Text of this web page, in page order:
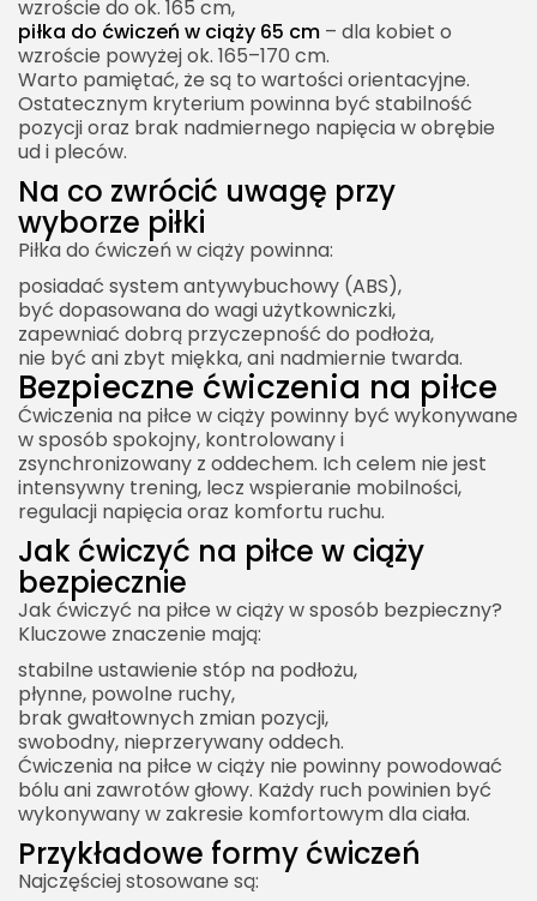
wzroście do ok. 165 cm,
piłka do ćwiczeń w ciąży 65 cm – dla kobiet o
wzroście powyżej ok. 165–170 cm.
Warto pamiętać, że są to wartości orientacyjne.
Ostatecznym kryterium powinna być stabilność
pozycji oraz brak nadmiernego napięcia w obrębie
ud i pleców.
Na co zwrócić uwagę przy
wyborze piłki
Piłka do ćwiczeń w ciąży powinna:
posiadać system antywybuchowy (ABS),
być dopasowana do wagi użytkowniczki,
zapewniać dobrą przyczepność do podłoża,
nie być ani zbyt miękka, ani nadmiernie twarda.
Bezpieczne ćwiczenia na piłce
Ćwiczenia na piłce w ciąży powinny być wykonywane
w sposób spokojny, kontrolowany i
zsynchronizowany z oddechem. Ich celem nie jest
intensywny trening, lecz wspieranie mobilności,
regulacji napięcia oraz komfortu ruchu.
Jak ćwiczyć na piłce w ciąży
bezpiecznie
Jak ćwiczyć na piłce w ciąży w sposób bezpieczny?
Kluczowe znaczenie mają:
stabilne ustawienie stóp na podłożu,
płynne, powolne ruchy,
brak gwałtownych zmian pozycji,
swobodny, nieprzerywany oddech.
Ćwiczenia na piłce w ciąży nie powinny powodować
bólu ani zawrotów głowy. Każdy ruch powinien być
wykonywany w zakresie komfortowym dla ciała.
Przykładowe formy ćwiczeń
Najczęściej stosowane są: